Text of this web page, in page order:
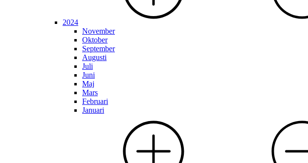
2024
November
Oktober
September
Augusti
Juli
Juni
Maj
Mars
Februari
Januari